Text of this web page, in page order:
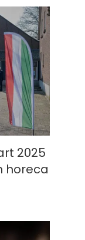
2025 –
2025
horeca